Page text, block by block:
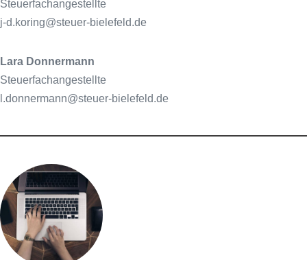
Steuerfachangestellte
j-d.koring@steuer-bielefeld.de
Lara Donnermann
Steuerfachangestellte
l.donnermann@steuer-bielefeld.de